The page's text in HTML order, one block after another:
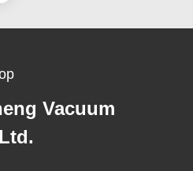
Vacuum